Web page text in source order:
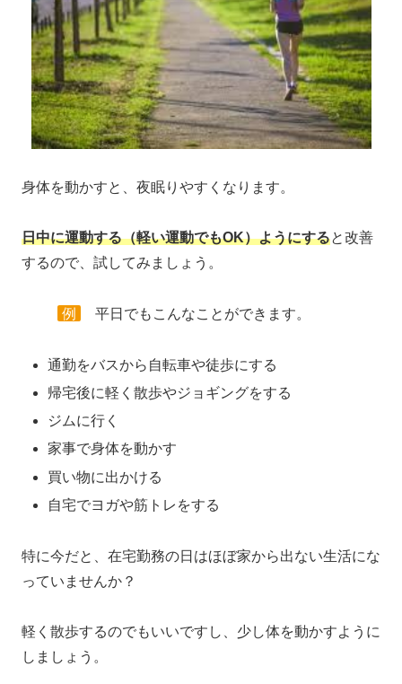
身体を動かすと、夜眠りやすくなります。
日中に運動する（軽い運動でもOK）ようにすると改善
するので、試してみましょう。
例 平日でもこんなことができます。
通勤をバスから自転車や徒歩にする
帰宅後に軽く散歩やジョギングをする
ジムに行く
家事で身体を動かす
買い物に出かける
自宅でヨガや筋トレをする
特に今だと、在宅勤務の日はほぼ家から出ない生活にな
っていませんか？
軽く散歩するのでもいいですし、少し体を動かすように
しましょう。